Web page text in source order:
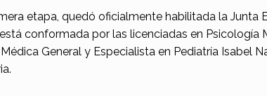
etapa, quedó oficialmente habilitada la Junta
conformada por las licenciadas en Psicología
General y Especialista en Pediatría Isabel